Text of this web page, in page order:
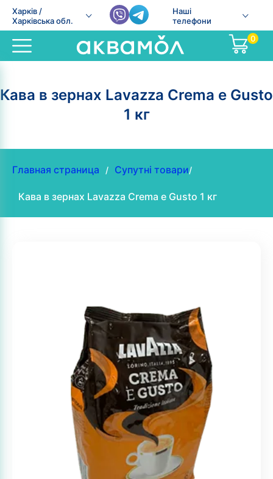
Харків /
Харківська обл.
Наші
телефони
0
Кава в зернах Lavazza Crema e Gusto
1 кг
Главная страница / Супутні товари/
Кава в зернах Lavazza Crema e Gusto 1 кг